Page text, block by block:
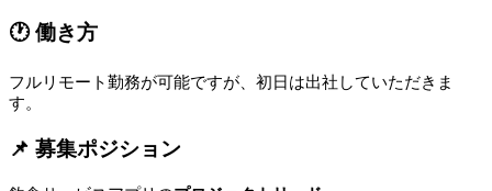
🕐 働き方
フルリモート勤務が可能ですが、初日は出社していただきま
す。
📌 募集ポジション